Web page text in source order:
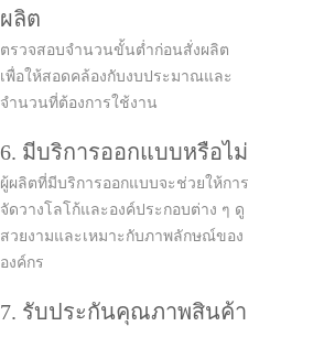
ผลิต
ตรวจสอบจำนวนขั้นต่ำก่อนสั่งผลิต
เพื่อให้สอดคล้องกับงบประมาณและ
จำนวนที่ต้องการใช้งาน
6. มีบริการออกแบบหรือไม่
ผู้ผลิตที่มีบริการออกแบบจะช่วยให้การ
จัดวางโลโก้และองค์ประกอบต่าง ๆ ดู
สวยงามและเหมาะกับภาพลักษณ์ของ
องค์กร
7. รับประกันคุณภาพสินค้า